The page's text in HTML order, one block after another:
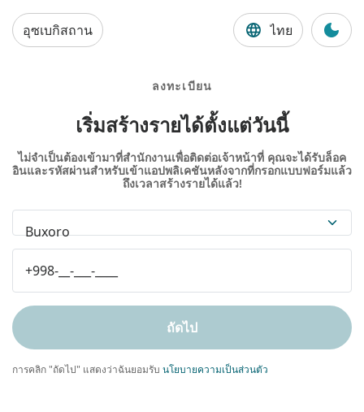
อุซเบกิสถาน ไทย
ลงทะเบียน
เริ่มสร้างรายได้ตั้งแต่วันนี้
ไม่จำเป็นต้องเข้ามาที่สำนักงานเพื่อติดต่อเจ้าหน้าที่ คุณจะได้รับล็อค
อินและรหัสผ่านสำหรับเข้าแอปพลิเคชันหลังจากที่กรอกแบบฟอร์มแล้ว
ถึงเวลาสร้างรายได้แล้ว!
Buxoro
ถัดไป
การคลิก "ถัดไป" แสดงว่าฉันยอมรับ นโยบายความเป็นส่วนตัว